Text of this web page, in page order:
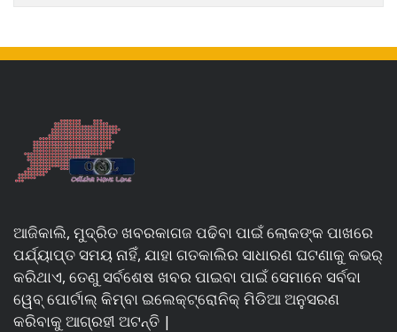
ଆଜିକାଲି, ମୁଦ୍ରିତ ଖବରକାଗଜ ପଢିବା ପାଇଁ ଲୋକଙ୍କ ପାଖରେ
ପର୍ଯ୍ୟାପ୍ତ ସମୟ ନାହିଁ, ଯାହା ଗତକାଲିର ସାଧାରଣ ଘଟଣାକୁ କଭର୍
କରିଥାଏ, ତେଣୁ ସର୍ବଶେଷ ଖବର ପାଇବା ପାଇଁ ସେମାନେ ସର୍ବଦା
ୱେବ୍ ପୋର୍ଟାଲ୍ କିମ୍ବା ଇଲେକ୍ଟ୍ରୋନିକ୍ ମିଡିଆ ଅନୁସରଣ
କରିବାକୁ ଆଗ୍ରହୀ ଅଟନ୍ତି |